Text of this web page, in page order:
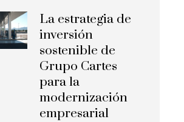
La estrategia de
inversión
sostenible de
Grupo Cartes
para la
modernización
empresarial